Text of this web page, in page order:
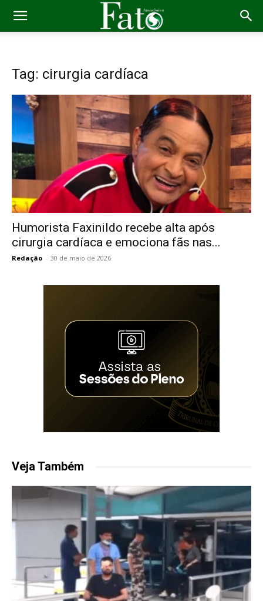
Tag: cirurgia cardíaca
Humorista Faxinildo recebe alta após
cirurgia cardíaca e emociona fãs nas...
Redação - 30 de maio de 2026
Veja Também